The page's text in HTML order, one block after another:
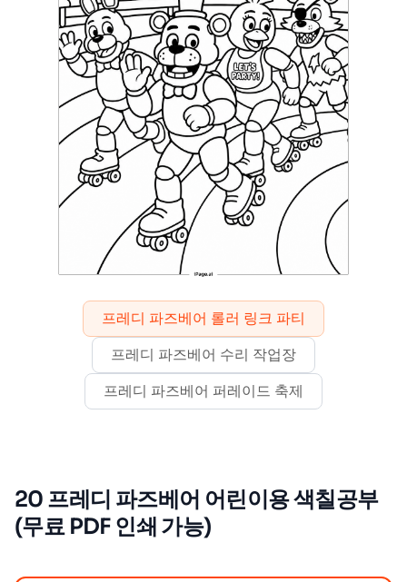
프레디 파즈베어 롤러 링크 파티
프레디 파즈베어 수리 작업장
프레디 파즈베어 퍼레이드 축제
20 프레디 파즈베어 어린이용 색칠공부
(무료 PDF 인쇄 가능)